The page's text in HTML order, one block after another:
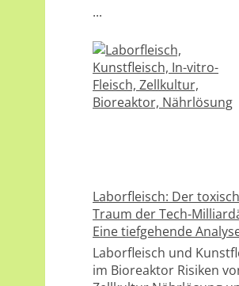
...
Laborfleisch: Der
Traum der Tech-
Eine tiefgehende
Laborfleisch und
im Bioreaktor Risiken